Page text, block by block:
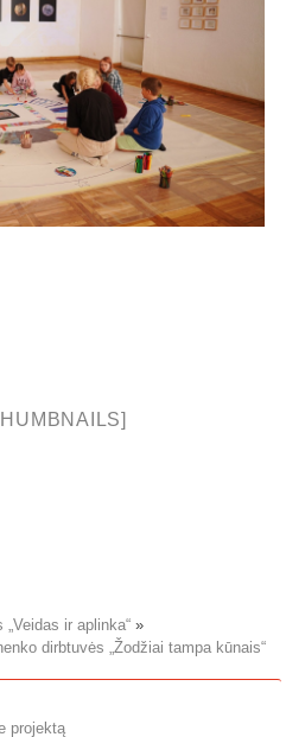
ir aplinka“ »
dirbtuvės „Žodžiai tampa kūnais“
projektą